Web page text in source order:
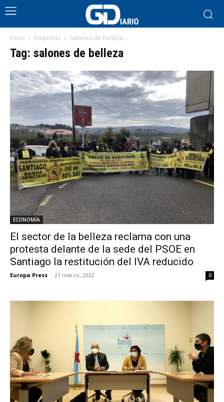
Inicio Etiquetas Salones de belleza
Tag: salones de belleza
ECONOMÍA
El sector de la belleza reclama con una
protesta delante de la sede del PSOE en
Santiago la restitución del IVA reducido
Europa Press - 21 marzo, 2022 0